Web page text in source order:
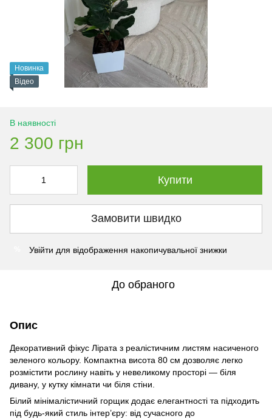
Новинка
Відео
В наявності
2 300 грн
Купити
Замовити швидко
Увійти для відображення накопичувальної знижки
До обраного
Опис
Декоративний фікус Лірата з реалістичним листям насиченого
зеленого кольору. Компактна висота 80 см дозволяє легко
розмістити рослину навіть у невеликому просторі — біля
дивану, у кутку кімнати чи біля стіни.
Білий мінімалістичний горщик додає елегантності та підходить
під будь-який стиль інтер’єру: від сучасного до